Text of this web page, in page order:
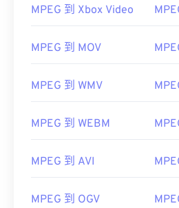
MPEG 到 Xbox Video
MPEG 到 MOV
MPEG 到 WMV
MPEG 到 WEBM
MPEG 到 AVI
MPEG 到 OGV